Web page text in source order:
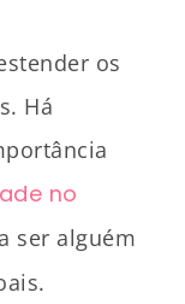
os
Há
no
ser alguém